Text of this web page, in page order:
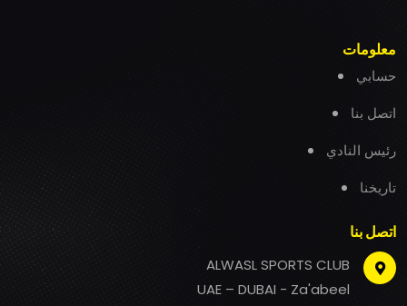
معلومات
حسابي
اتصل بنا
رئيس النادي
تاريخنا
اتصل بنا
ALWASL SPORTS CLUB
UAE – DUBAI - Za'abeel